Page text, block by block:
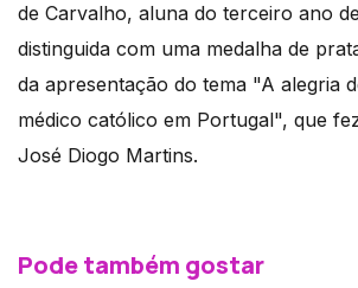
de Carvalho, aluna do terceiro ano
distinguida com uma medalha de
da apresentação do tema "A alegria
médico católico em Portugal", que
José Diogo Martins.
Pode também gostar